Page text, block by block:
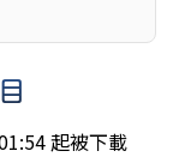
起被下載